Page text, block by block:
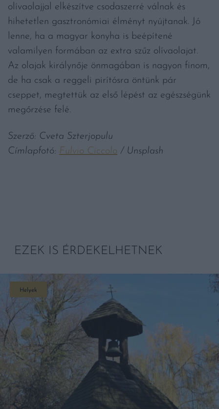
olívaolajjal elkészítve csodaszerré válnak és
hihetetlen gasztronómiai élményt nyújtanak. Jó
lenne, ha a magyar konyha is beépítené
valamilyen formában az extra szűz olívaolajat.
Az olajak királynője önmagában is nagyon finom,
de ha csak a reggeli pirítósra öntünk pár
cseppet, megtettük az első lépést az egészségünk
megőrzése felé.
Szerző: Cveta Szterjopulu
Címlapfotó: Fulvio Ciccolo / Unsplash
EZEK IS ÉRDEKELHETNEK
Helyek